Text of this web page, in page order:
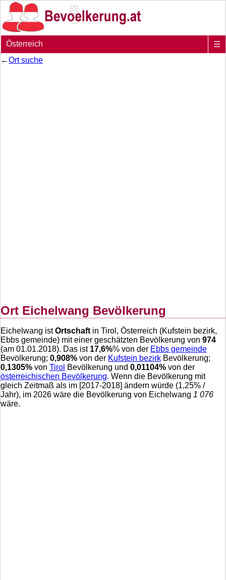
Österreich
☰
←Ort suche
Ort Eichelwang Bevölkerung
Eichelwang istOrtschaft in Tirol, Österreich (Kufstein bezirk,
Ebbs gemeinde) mit einer geschätzten Bevölkerung von 974
(am 01.01.2018). Das ist 17,6%% von der Ebbs gemeinde
Bevölkerung; 0,908% von der Kufstein bezirk Bevölkerung;
0,1305% von Tirol Bevölkerung und 0,01104% von der
österreichischen Bevölkerung. Wenn die Bevölkerung mit
gleich Zeitmaß als im [2017-2018] ändern würde (1,25% /
Jahr), im 2026 wäre die Bevölkerung von Eichelwang 1 076
wäre.